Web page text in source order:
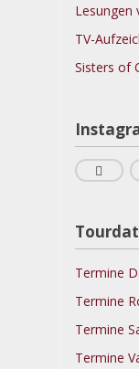
Lesungen
TV-
Sisters of
Termine
Termine
Termine
Termine